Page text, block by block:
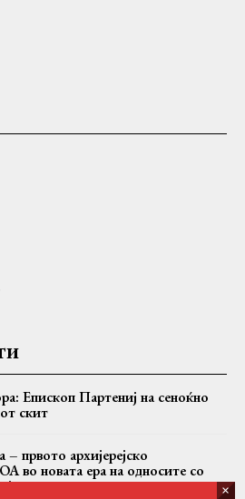
Епископ Партениј на сеноќно
скит
првото архијерејско
во новата ера на односите со